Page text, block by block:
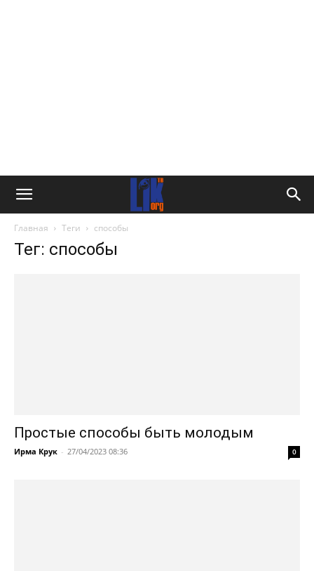
Главная Теги способы
Тег: способы
Простые способы быть молодым
Ирма Крук - 27/04/2023 08:36 0